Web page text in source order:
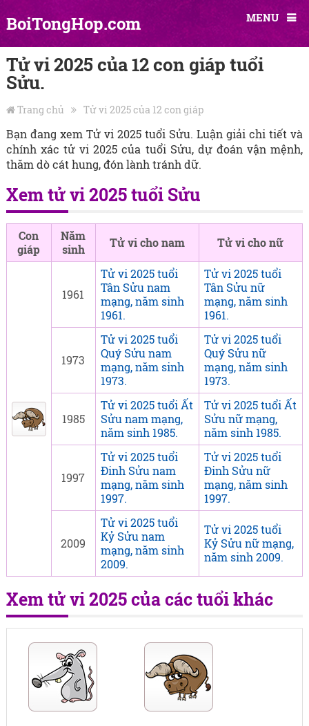
BoiTongHop.com MENU
Tử vi 2025 của 12 con giáp tuổi
Sửu.
Trang chủ Tử vi 2025 của 12 con giáp
Bạn đang xem Tử vi 2025 tuổi Sửu. Luận giải chi tiết và
chính xác tử vi 2025 của tuổi Sửu, dự đoán vận mệnh,
thăm dò cát hung, đón lành tránh dữ.
Xem tử vi 2025 tuổi Sửu
Con
giáp
Năm
sinh
Tử vi cho nam Tử vi cho nữ
1961
Tử vi 2025 tuổi
Tân Sửu nam
mạng, năm sinh
1961.
Tử vi 2025 tuổi
Tân Sửu nữ
mạng, năm sinh
1961.
1973
Tử vi 2025 tuổi
Quý Sửu nam
mạng, năm sinh
1973.
Tử vi 2025 tuổi
Quý Sửu nữ
mạng, năm sinh
1973.
1985
Tử vi 2025 tuổi Ất
Sửu nam mạng,
năm sinh 1985.
Tử vi 2025 tuổi Ất
Sửu nữ mạng,
năm sinh 1985.
1997
Tử vi 2025 tuổi
Đinh Sửu nam
mạng, năm sinh
1997.
Tử vi 2025 tuổi
Đinh Sửu nữ
mạng, năm sinh
1997.
2009
Tử vi 2025 tuổi
Kỷ Sửu nam
mạng, năm sinh
2009.
Tử vi 2025 tuổi
Kỷ Sửu nữ mạng,
năm sinh 2009.
Xem tử vi 2025 của các tuổi khác